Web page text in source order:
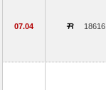
07.04 18616